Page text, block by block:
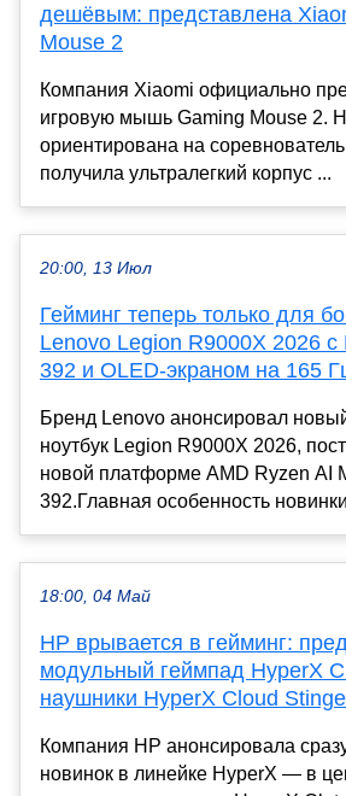
дешёвым: представлена
Mouse 2
Компания Xiaomi официально
игровую мышь Gaming Mouse 2.
ориентирована на
получила ультралегкий корпус ...
20:00, 13 Июл
Гейминг теперь только для
Lenovo Legion R9000X 2026 с
392 и OLED-экраном на 165
Бренд Lenovo анонсировал
ноутбук Legion R9000X 2026,
новой платформе AMD Ryzen AI
392.Главная особенность
18:00, 04 Май
HP врывается в гейминг:
модульный геймпад HyperX
наушники HyperX Cloud
Компания HP анонсировала
новинок в линейке HyperX — в